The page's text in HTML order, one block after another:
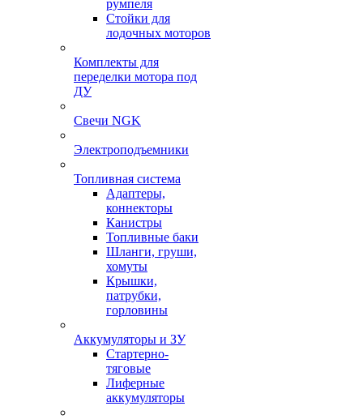
румпеля
Стойки для
лодочных моторов
Комплекты для
переделки мотора под
ДУ
Свечи NGK
Электроподъемники
Топливная система
Адаптеры,
коннекторы
Канистры
Топливные баки
Шланги, груши,
хомуты
Крышки,
патрубки,
горловины
Аккумуляторы и ЗУ
Стартерно-
тяговые
Лиферные
аккумуляторы